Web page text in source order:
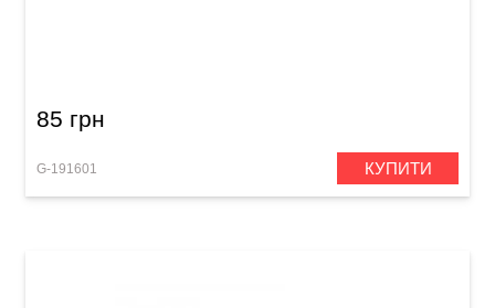
85 грн
G-191601 КУПИТИ